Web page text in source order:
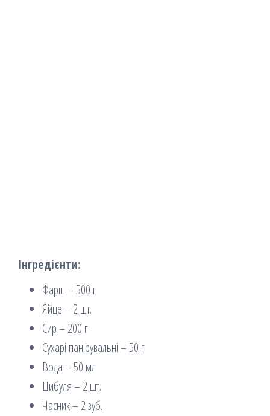
Інгредієнти:
Фарш – 500 г
Яйце – 2 шт.
Сир – 200 г
Сухарі панірувальні – 50 г
Вода – 50 мл
Цибуля – 2 шт.
Часник – 2 зуб.